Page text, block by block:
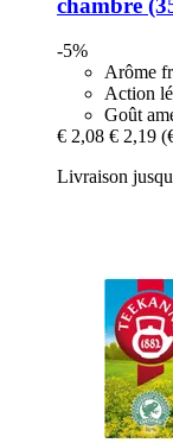
-5%
Arôme
Action
Goût
€ 2,08 € 2,19
Livraison